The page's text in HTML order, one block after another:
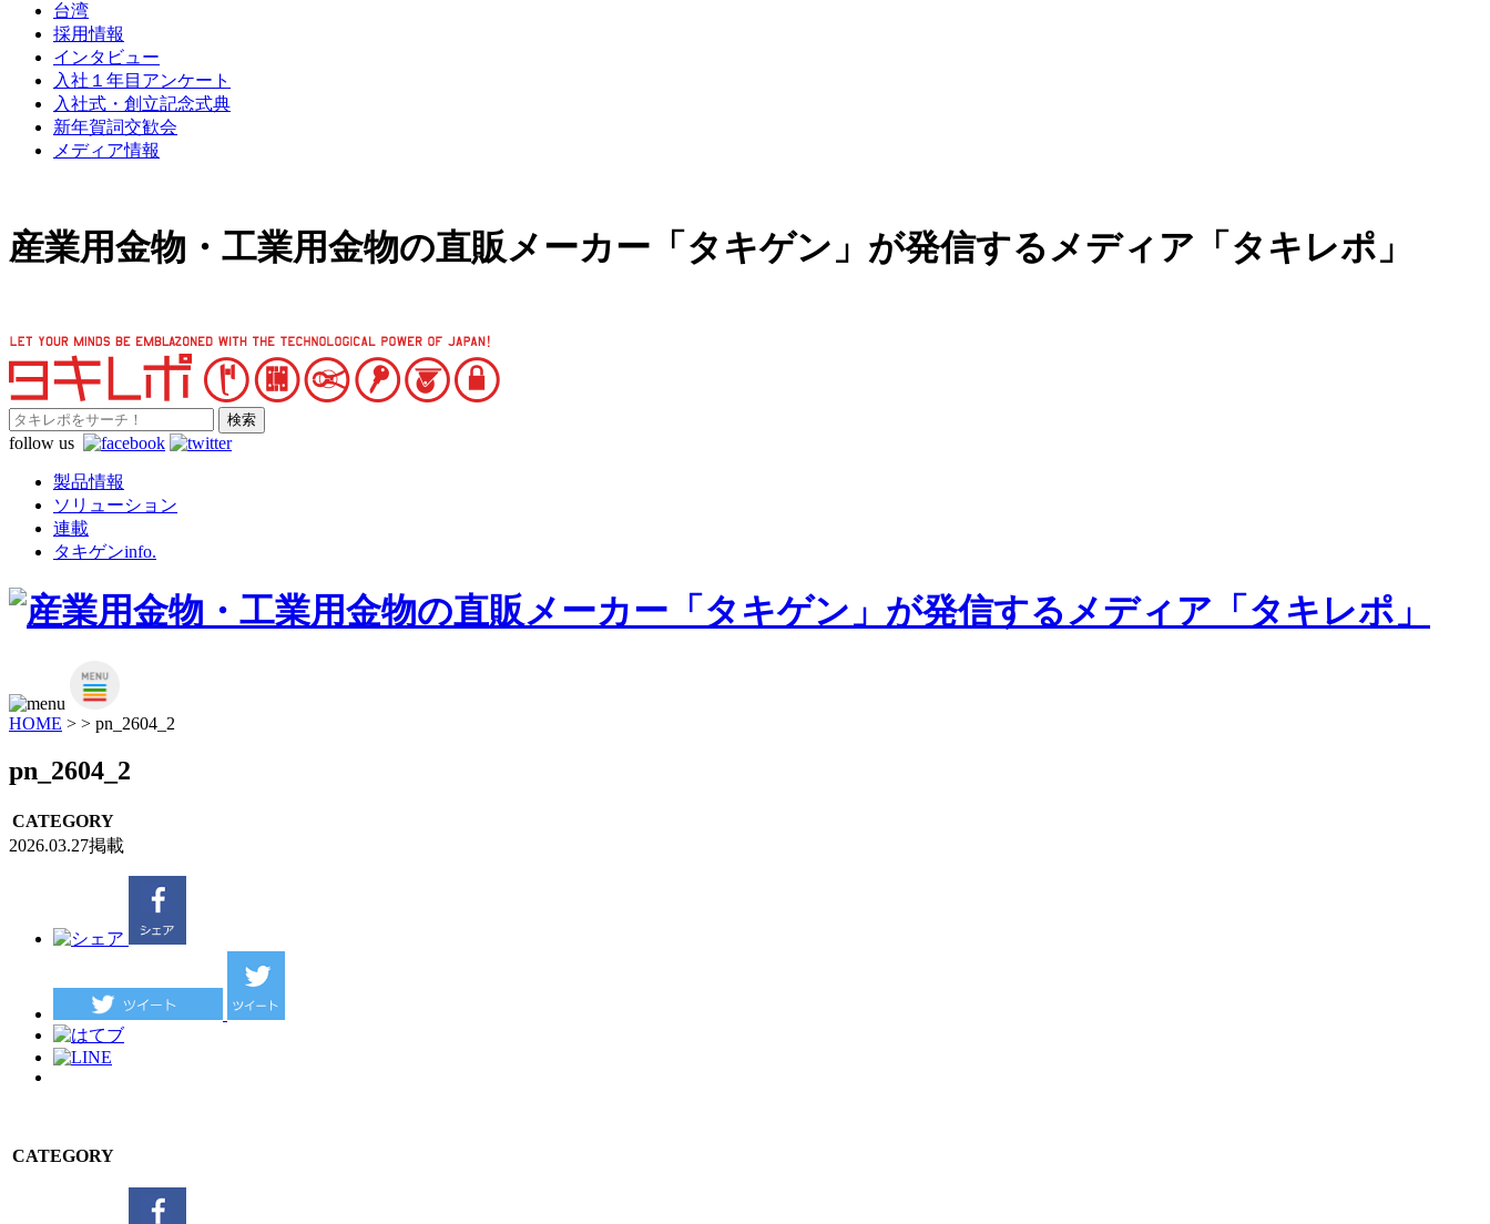
台湾
採用情報
インタビュー
入社１年目アンケート
入社式・創立記念式典
新年賀詞交歓会
メディア情報
産業用金物・工業用金物の直販メーカー「タキゲン」が発信するメディア「タキレポ」
follow us
製品情報
ソリューション
連載
タキゲンinfo.
HOME > > pn_2604_2
pn_2604_2
CATEGORY
2026.03.27掲載
CATEGORY